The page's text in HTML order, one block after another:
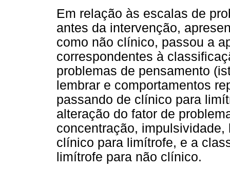
Em relação às escalas de
antes da intervenção,
como não clínico, passou a
correspondentes à
problemas de pensamento
lembrar e comportamentos
passando de clínico para
alteração do fator de
concentração,
clínico para limítrofe, e a
limítrofe para não clínico.